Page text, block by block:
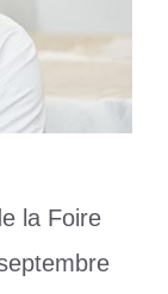
la Foire